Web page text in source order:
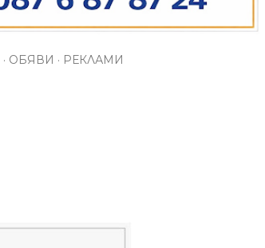
ОБЯВИ РЕКЛАМИ